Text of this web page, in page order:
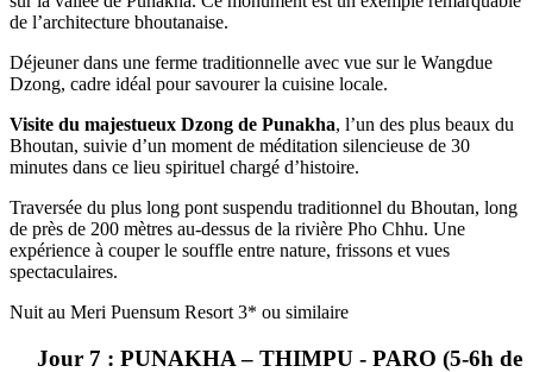
de l’architecture bhoutanaise.
Déjeuner dans une ferme traditionnelle avec vue sur le Wangdue
Dzong, cadre idéal pour savourer la cuisine locale.
Visite du majestueux Dzong de Punakha, l’un des plus beaux du
Bhoutan, suivie d’un moment de méditation silencieuse de 30
minutes dans ce lieu spirituel chargé d’histoire.
Traversée du plus long pont suspendu traditionnel du Bhoutan, long
de près de 200 mètres au-dessus de la rivière Pho Chhu. Une
expérience à couper le souffle entre nature, frissons et vues
spectaculaires.
Nuit au Meri Puensum Resort 3* ou similaire
Jour 7 : PUNAKHA – THIMPU - PARO (5-6h de